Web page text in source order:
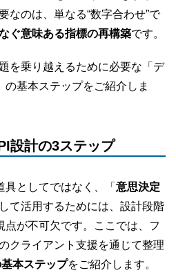
なのは、単なる“数字合わせ”で
ぐ意味ある指標の再構築です。
を乗り越えるために必要な「デ
基本ステップをご紹介しま
設計の3ステップ
としてではなく、「 意思決定
て活用するためには、設計段階
点が不可欠です。ここでは、フ
クライアント支援を通じて整理
本ステップをご紹介します。